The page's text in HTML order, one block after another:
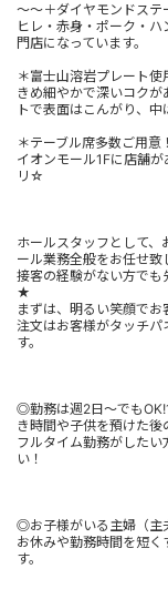
～～＋ダイヤモンドステ
ヒレ・赤身・ポーク・
門店になっています。
＊富士山溶岩プレート使
きめ細やかで深いコク
トで表面はこんがり、中
＊テーブル席多数ご用意！
イオンモール1Fに店舗
リ☆
ホールスタッフとして
ール業務全般をお任せ致
接客の経験がない方で
★
まずは、明るい笑顔でお
注文はお客様がタッチパ
す。
◎勤務は週2日～でも
き時間や子供を預けた後
フルタイム勤務がした
い！
◎お子様がいる主婦（主
お休みや勤務時間を短
す。